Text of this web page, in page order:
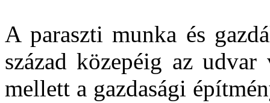
A paraszti munka és
század közepéig az
mellett a gazdasági